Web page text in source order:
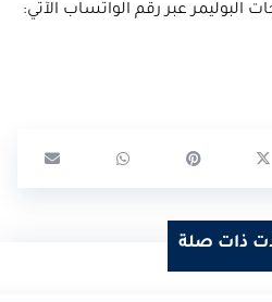
البوليمر عبر رقم الواتساب الآتي:
ذات صلة